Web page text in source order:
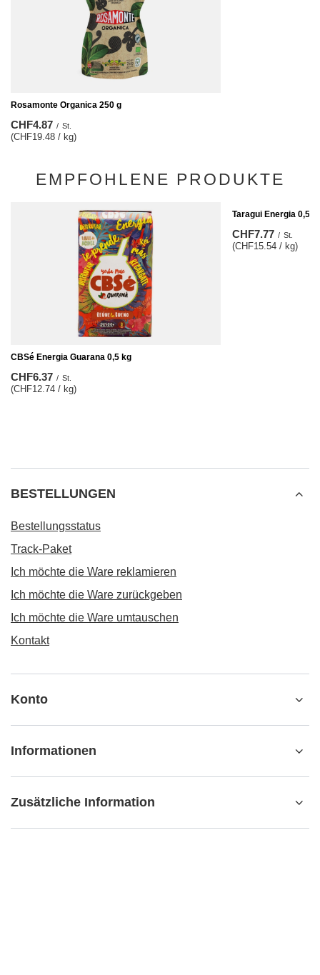
Rosamonte Organica 250 g
CHF4.87 / St.
(CHF19.48 / kg)
EMPFOHLENE PRODUKTE
CBSé Energia Guarana 0,5 kg
CHF6.37 / St.
(CHF12.74 / kg)
Taragui Energia 0,5kg
CHF7.77 / St.
(CHF15.54 / kg)
BESTELLUNGEN
Bestellungsstatus
Track-Paket
Ich möchte die Ware reklamieren
Ich möchte die Ware zurückgeben
Ich möchte die Ware umtauschen
Kontakt
Konto
Informationen
Zusätzliche Information